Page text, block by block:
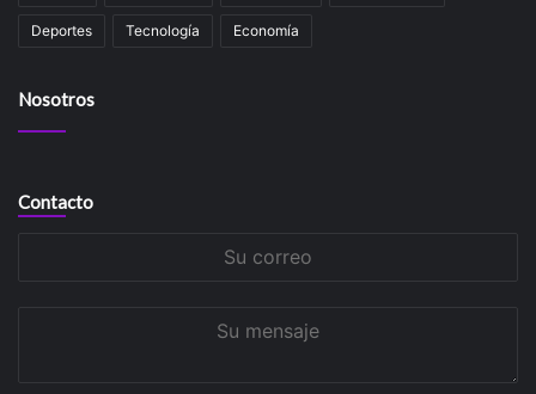
Deportes Tecnología Economía
Nosotros
Contacto